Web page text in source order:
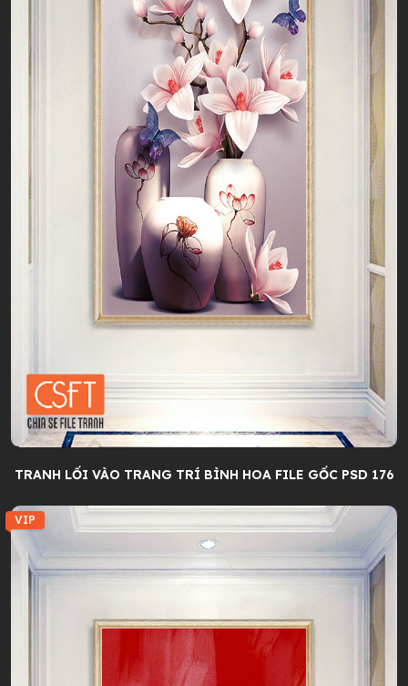
TRANH LỐI VÀO TRANG TRÍ BÌNH HOA FILE GỐC PSD 176
VIP